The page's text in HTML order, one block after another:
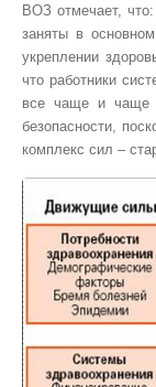
ВОЗ отмечает,
заняты в
укреплении
что работники
все чаще и чаще
безопасности,
комплекс сил –